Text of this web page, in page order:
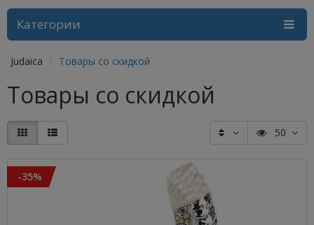
Категории
Judaica Товары со скидкой
Товары со скидкой
50
-35%